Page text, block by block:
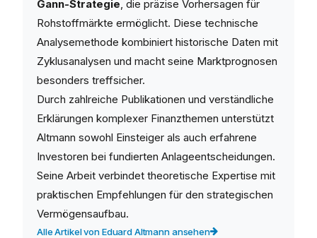
Gann-Strategie , die präzise Vorhersagen für
Rohstoffmärkte ermöglicht. Diese technische
Analysemethode kombiniert historische Daten mit
Zyklusanalysen und macht seine Marktprognosen
besonders treffsicher.
Durch zahlreiche Publikationen und verständliche
Erklärungen komplexer Finanzthemen unterstützt
Altmann sowohl Einsteiger als auch erfahrene
Investoren bei fundierten Anlageentscheidungen.
Seine Arbeit verbindet theoretische Expertise mit
praktischen Empfehlungen für den strategischen
Vermögensaufbau.
Alle Artikel von Eduard Altmann ansehen